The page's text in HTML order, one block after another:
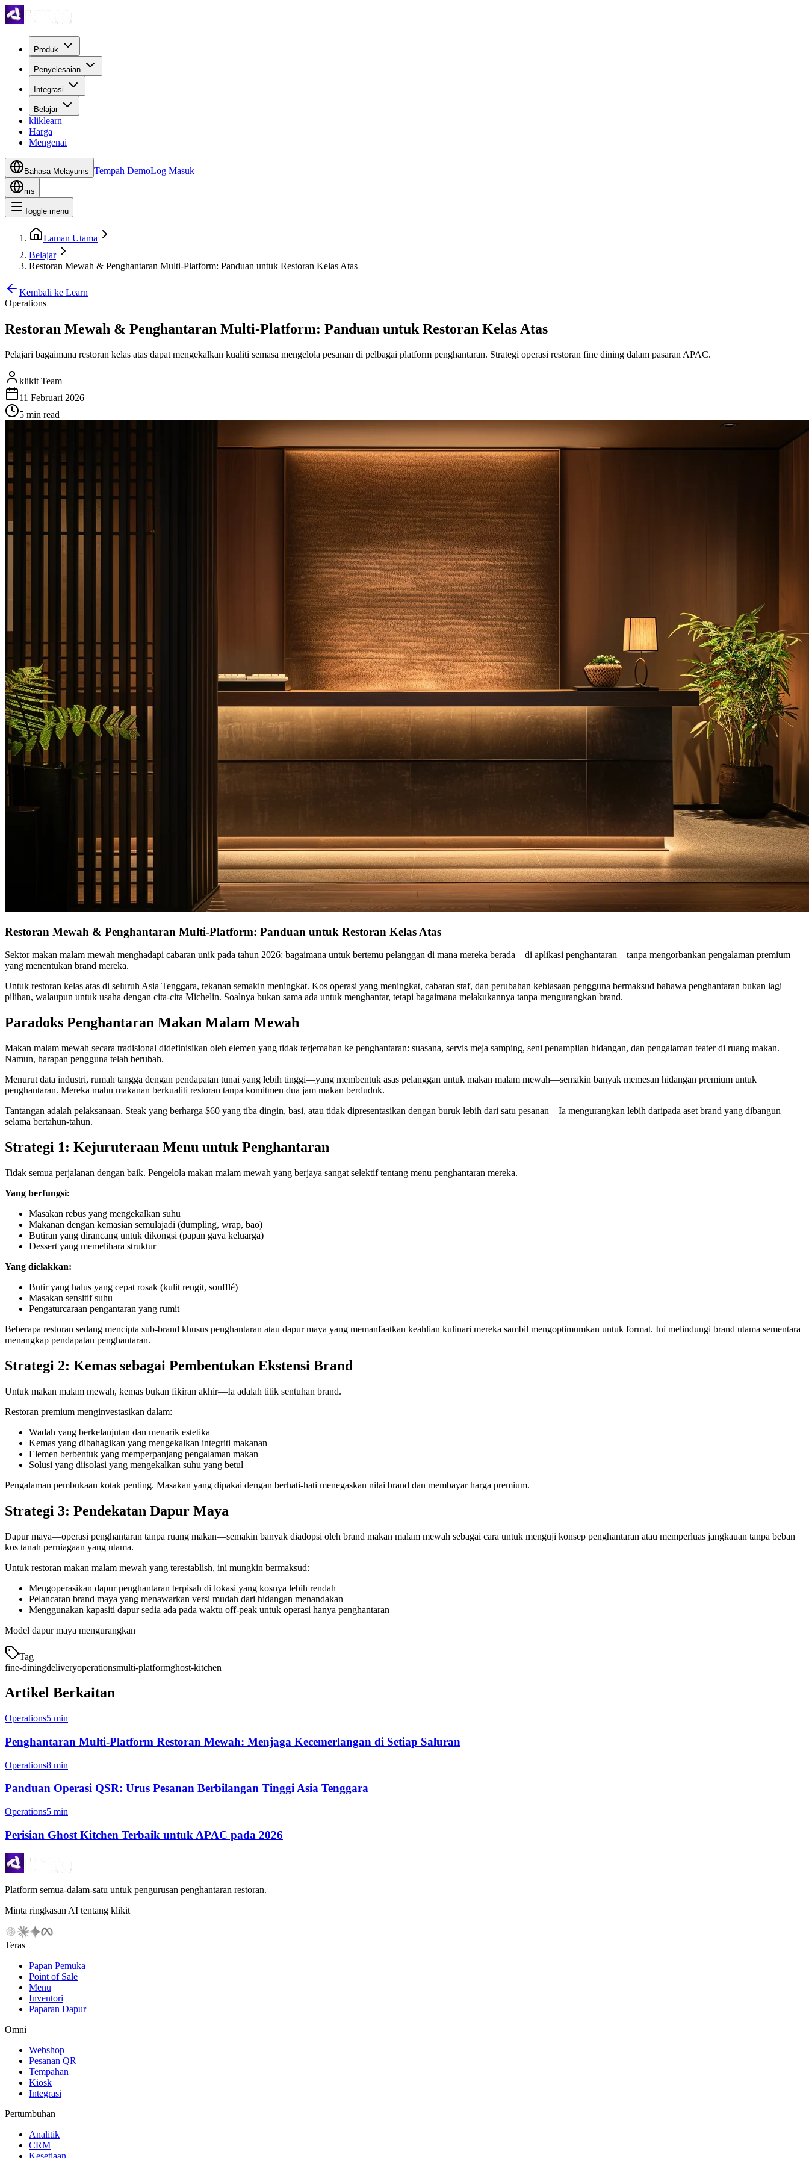
Produk
Penyelesaian
Integrasi
Belajar
kliklearn
Harga
Mengenai
Bahasa Melayums Tempah DemoLog Masuk
ms
Toggle menu
Laman Utama
Belajar
Restoran Mewah & Penghantaran Multi-Platform: Panduan untuk Restoran Kelas Atas
Kembali ke Learn
Operations
Restoran Mewah & Penghantaran Multi-Platform: Panduan untuk Restoran Kelas Atas
Pelajari bagaimana restoran kelas atas dapat mengekalkan kualiti semasa mengelola pesanan di pelbagai platform penghantaran. Strategi operasi restoran fine dining dalam pasaran APAC.
klikit Team
11 Februari 2026
5 min read
Restoran Mewah & Penghantaran Multi-Platform: Panduan untuk Restoran Kelas Atas
Sektor makan malam mewah menghadapi cabaran unik pada tahun 2026: bagaimana untuk bertemu pelanggan di mana mereka berada—di aplikasi penghantaran—tanpa mengorbankan pengalaman premium
yang menentukan brand mereka.
Untuk restoran kelas atas di seluruh Asia Tenggara, tekanan semakin meningkat. Kos operasi yang meningkat, cabaran staf, dan perubahan kebiasaan pengguna bermaksud bahawa penghantaran bukan lagi
pilihan, walaupun untuk usaha dengan cita-cita Michelin. Soalnya bukan sama ada untuk menghantar, tetapi bagaimana melakukannya tanpa mengurangkan brand.
Paradoks Penghantaran Makan Malam Mewah
Makan malam mewah secara tradisional didefinisikan oleh elemen yang tidak terjemahan ke penghantaran: suasana, servis meja samping, seni penampilan hidangan, dan pengalaman teater di ruang makan.
Namun, harapan pengguna telah berubah.
Menurut data industri, rumah tangga dengan pendapatan tunai yang lebih tinggi—yang membentuk asas pelanggan untuk makan malam mewah—semakin banyak memesan hidangan premium untuk
penghantaran. Mereka mahu makanan berkualiti restoran tanpa komitmen dua jam makan berduduk.
Tantangan adalah pelaksanaan. Steak yang berharga $60 yang tiba dingin, basi, atau tidak dipresentasikan dengan buruk lebih dari satu pesanan—Ia mengurangkan lebih daripada aset brand yang dibangun
selama bertahun-tahun.
Strategi 1: Kejuruteraan Menu untuk Penghantaran
Tidak semua perjalanan dengan baik. Pengelola makan malam mewah yang berjaya sangat selektif tentang menu penghantaran mereka.
Yang berfungsi:
Masakan rebus yang mengekalkan suhu
Makanan dengan kemasian semulajadi (dumpling, wrap, bao)
Butiran yang dirancang untuk dikongsi (papan gaya keluarga)
Dessert yang memelihara struktur
Yang dielakkan:
Butir yang halus yang cepat rosak (kulit rengit, soufflé)
Masakan sensitif suhu
Pengaturcaraan pengantaran yang rumit
Beberapa restoran sedang mencipta sub-brand khusus penghantaran atau dapur maya yang memanfaatkan keahlian kulinari mereka sambil mengoptimumkan untuk format. Ini melindungi brand utama sementara
menangkap pendapatan penghantaran.
Strategi 2: Kemas sebagai Pembentukan Ekstensi Brand
Untuk makan malam mewah, kemas bukan fikiran akhir—Ia adalah titik sentuhan brand.
Restoran premium menginvestasikan dalam:
Wadah yang berkelanjutan dan menarik estetika
Kemas yang dibahagikan yang mengekalkan integriti makanan
Elemen berbentuk yang memperpanjang pengalaman makan
Solusi yang diisolasi yang mengekalkan suhu yang betul
Pengalaman pembukaan kotak penting. Masakan yang dipakai dengan berhati-hati menegaskan nilai brand dan membayar harga premium.
Strategi 3: Pendekatan Dapur Maya
Dapur maya—operasi penghantaran tanpa ruang makan—semakin banyak diadopsi oleh brand makan malam mewah sebagai cara untuk menguji konsep penghantaran atau memperluas jangkauan tanpa beban
kos tanah perniagaan yang utama.
Untuk restoran makan malam mewah yang terestablish, ini mungkin bermaksud:
Mengoperasikan dapur penghantaran terpisah di lokasi yang kosnya lebih rendah
Pelancaran brand maya yang menawarkan versi mudah dari hidangan menandakan
Menggunakan kapasiti dapur sedia ada pada waktu off-peak untuk operasi hanya penghantaran
Model dapur maya mengurangkan
Tag
fine-diningdeliveryoperationsmulti-platformghost-kitchen
Artikel Berkaitan
Operations5 min
Penghantaran Multi-Platform Restoran Mewah: Menjaga Kecemerlangan di Setiap Saluran
Operations8 min
Panduan Operasi QSR: Urus Pesanan Berbilangan Tinggi Asia Tenggara
Operations5 min
Perisian Ghost Kitchen Terbaik untuk APAC pada 2026
Platform semua-dalam-satu untuk pengurusan penghantaran restoran.
Minta ringkasan AI tentang klikit
Teras
Papan Pemuka
Point of Sale
Menu
Inventori
Paparan Dapur
Omni
Webshop
Pesanan QR
Tempahan
Kiosk
Integrasi
Pertumbuhan
Analitik
CRM
Kesetiaan